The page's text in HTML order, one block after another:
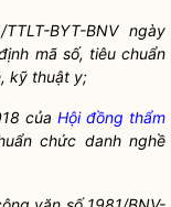
BYT-BNV ngày
mã số, tiêu chuẩn
kỹ thuật y;
củaHội đồng thẩm
chức danh nghề